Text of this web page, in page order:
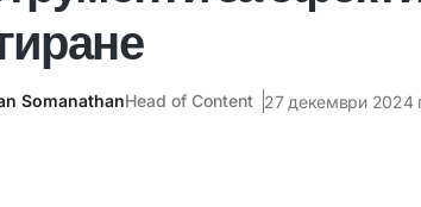
SomanathanHead of Content 27 декември 2024